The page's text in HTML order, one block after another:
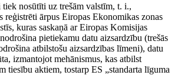
tiek nosūtīti uz trešām valstīm, t. i.,
reģistrēti ārpus Eiropas Ekonomikas zonas
kuras saskaņā ar Eiropas Komisijas
pietiekamu datu aizsardzību (trešās
atbilstošu aizsardzības līmeni), datu
izmantojot mehānismus, kas atbilst
tiesību aktiem, tostarp ES „standarta līguma